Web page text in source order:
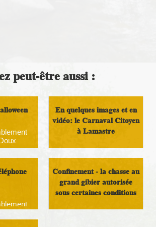
peut-être aussi :
En quelques images et en
vidéo: le Carnaval Citoyen
à Lamastre
Confinement - la chasse au
grand gibier autorisée
sous certaines conditions